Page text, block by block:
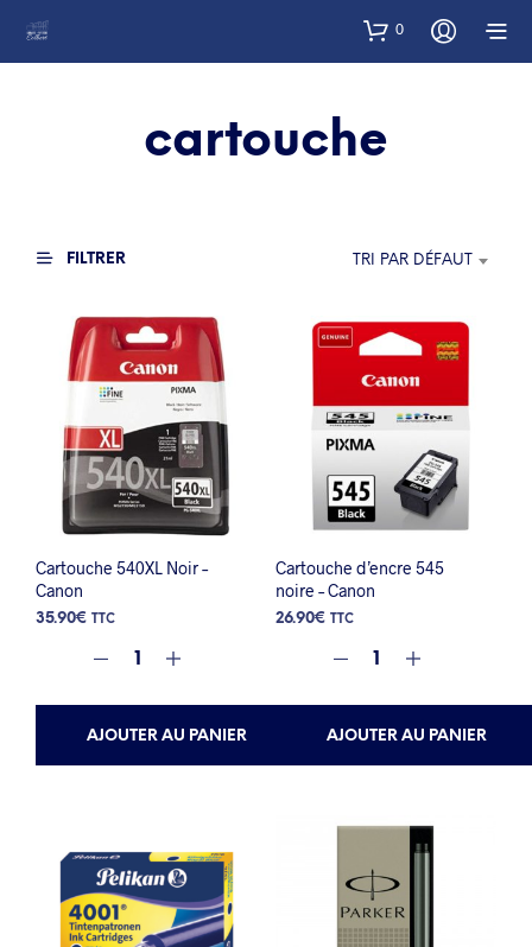
0
cartouche
FILTRER TRI PAR DÉFAUT
Cartouche 540XL Noir –
Canon
35.90€ TTC
AJOUTER AU PANIER
Cartouche d’encre 545
noire – Canon
26.90€ TTC
AJOUTER AU PANIER